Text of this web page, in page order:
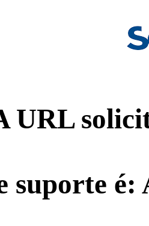
URL
suporte é: